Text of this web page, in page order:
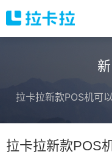
拉卡拉新款POS机可
拉卡拉新款POS